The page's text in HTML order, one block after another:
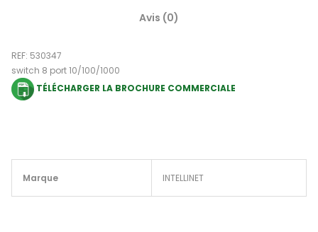
Avis (0)
REF: 530347
switch 8 port 10/100/1000
TÉLÉCHARGER LA BROCHURE COMMERCIALE
Marque INTELLINET